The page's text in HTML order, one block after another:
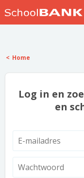
Home
Log in en
en